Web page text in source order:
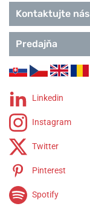
Kontaktujte nás
Predajňa
Linkedin
Instagram
Twitter
Pinterest
Spotify